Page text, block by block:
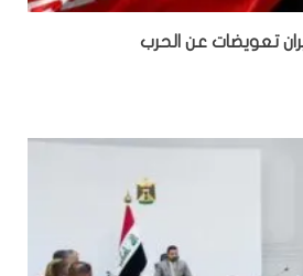
تعويضات عن الحرب